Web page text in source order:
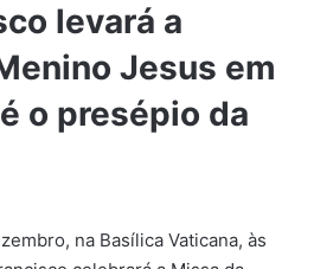
levará a
Jesus em
o presépio da
na Basílica Vaticana, às